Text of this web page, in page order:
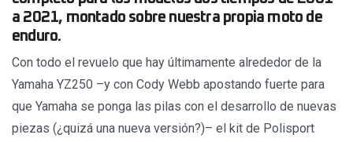
a 2021, montado sobre nuestra propia moto de
enduro.
Con todo el revuelo que hay últimamente alrededor de la
Yamaha YZ250 –y con Cody Webb apostando fuerte para
que Yamaha se ponga las pilas con el desarrollo de nuevas
piezas (¿quizá una nueva versión?)– el kit de Polisport